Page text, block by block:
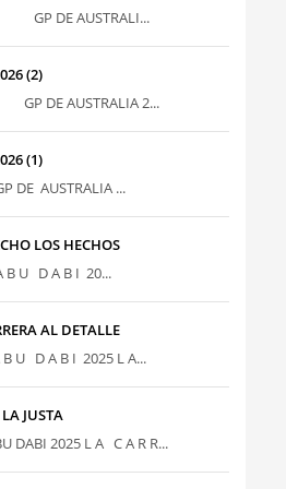
GP DE AUSTRALI...
(2)
DE AUSTRALIA 2...
(1)
AUSTRALIA ...
LOS HECHOS
B U D A B I 20...
AL DETALLE
B U D A B I 2025 L A...
JUSTA
DABI 2025 L A C A R R...